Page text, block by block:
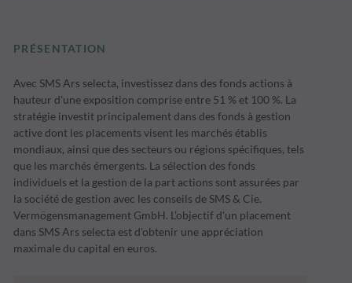
PRÉSENTATION
Avec SMS Ars selecta, investissez dans des fonds actions à
hauteur d'une exposition comprise entre 51 % et 100 %. La
stratégie investit principalement dans des fonds à gestion
active dont les placements visent les marchés établis
mondiaux, ainsi que des secteurs ou régions spécifiques, tels
que les marchés émergents. La sélection des fonds
individuels et la gestion de la part actions sont assurées par
la société de gestion avec les conseils de SMS & Cie.
Vermögensmanagement GmbH. L’objectif d'un placement
dans SMS Ars selecta est d'obtenir une appréciation
maximale du capital en euros.